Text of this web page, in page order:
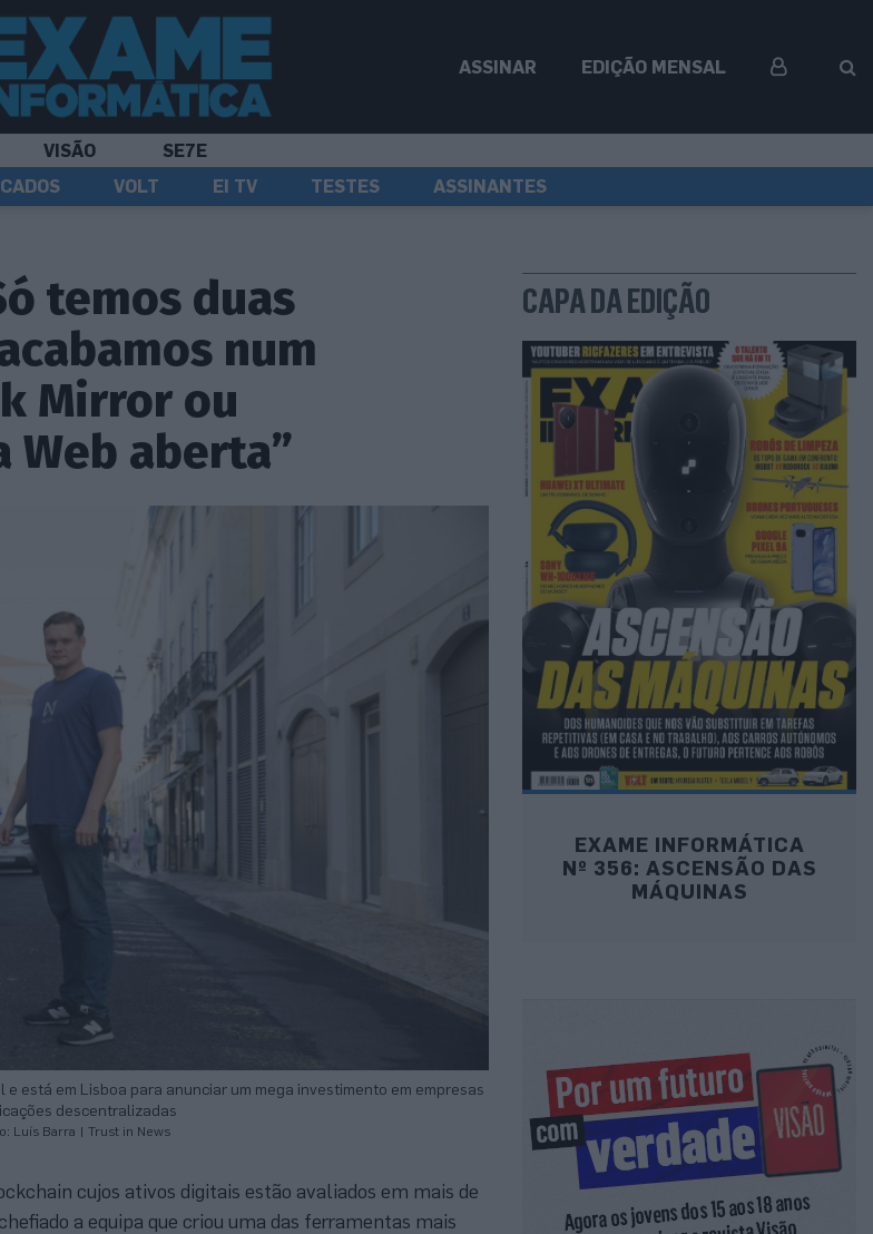
ASSINAR EDIÇÃO MENSAL
VISÃO
SE7E
VOLT EI TV TESTES ASSINANTES
temos duas
num
Mirror ou
Web aberta”
está em Lisboa para anunciar um mega investimento em empresas
descentralizadas
Luís Barra | Trust in News
cujos ativos digitais estão avaliados em mais de
a equipa que criou uma das ferramentas mais
CAPA DA EDIÇÃO
EXAME INFORMÁTICA
Nº 356: ASCENSÃO DAS
MÁQUINAS